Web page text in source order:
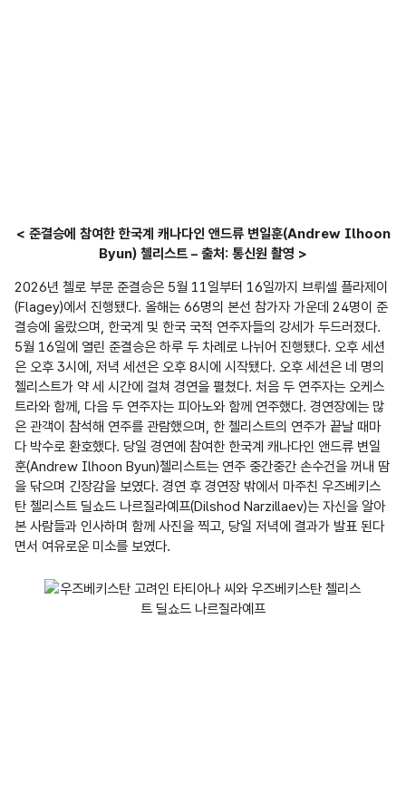
< 준결승에 참여한 한국계 캐나다인 앤드류 변일훈(Andrew Ilhoon
Byun) 첼리스트 – 출처: 통신원 촬영 >
2026년 첼로 부문 준결승은 5월 11일부터 16일까지 브뤼셀 플라제이
(Flagey)에서 진행됐다. 올해는 66명의 본선 참가자 가운데 24명이 준
결승에 올랐으며, 한국계 및 한국 국적 연주자들의 강세가 두드러졌다.
5월 16일에 열린 준결승은 하루 두 차례로 나뉘어 진행됐다. 오후 세션
은 오후 3시에, 저녁 세션은 오후 8시에 시작됐다. 오후 세션은 네 명의
첼리스트가 약 세 시간에 걸쳐 경연을 펼쳤다. 처음 두 연주자는 오케스
트라와 함께, 다음 두 연주자는 피아노와 함께 연주했다. 경연장에는 많
은 관객이 참석해 연주를 관람했으며, 한 첼리스트의 연주가 끝날 때마
다 박수로 환호했다. 당일 경연에 참여한 한국계 캐나다인 앤드류 변일
훈(Andrew Ilhoon Byun)첼리스트는 연주 중간중간 손수건을 꺼내 땀
을 닦으며 긴장감을 보였다. 경연 후 경연장 밖에서 마주친 우즈베키스
탄 첼리스트 딜쇼드 나르질라예프(Dilshod Narzillaev)는 자신을 알아
본 사람들과 인사하며 함께 사진을 찍고, 당일 저녁에 결과가 발표 된다